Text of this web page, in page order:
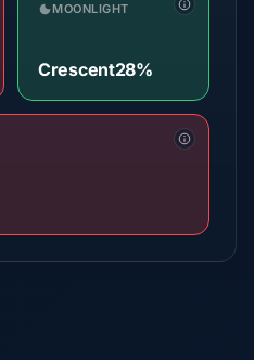
MOONLIGHT
Crescent28%